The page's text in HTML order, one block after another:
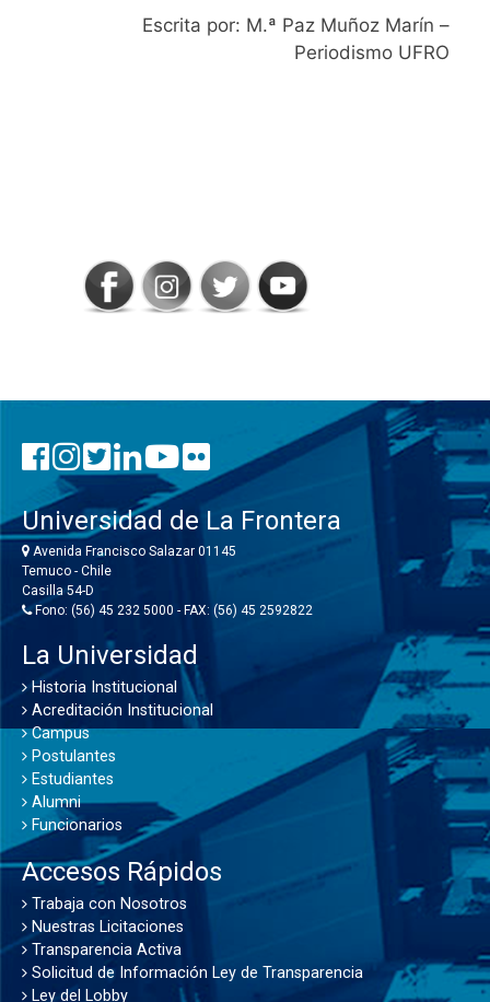
Escrita por: M.ª Paz Muñoz Marín –
Periodismo UFRO
Universidad de La Frontera
Avenida Francisco Salazar 01145
Temuco - Chile
Casilla 54-D
Fono: (56) 45 232 5000 - FAX: (56) 45 2592822
La Universidad
Historia Institucional
Acreditación Institucional
Campus
Postulantes
Estudiantes
Alumni
Funcionarios
Accesos Rápidos
Trabaja con Nosotros
Nuestras Licitaciones
Transparencia Activa
Solicitud de Información Ley de Transparencia
Ley del Lobby